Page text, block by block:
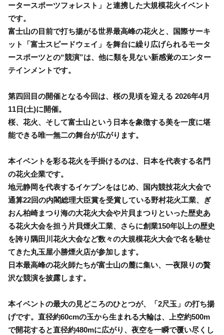
ータースポーツフォレスト」と連携した大規模花火イベント
です。
富士山の目前で打ち揚がる世界最高峰の花火と、国際サーキ
ット「富士スピードウェイ」を舞台に繰り広げられるモータ
ースポーツとの“競演”は、他に類を見ない新感覚のエンター
テインメントです。
第四回目の開催となる今回は、桜の見頃を迎える 2026年4月
11日(土)に開催。
桜、花火、そして富士山という日本を象徴する美を一度に堪
能できる唯一無二の舞台が広がります。
本イベントを彩る花火を手掛けるのは、日本を代表する名門
の花火企業です。
地元静岡を代表するイケブンをはじめ、国内競技花火大会で
通算22回の内閣総理大臣賞を受賞している野村花火工業、ぎ
おん柏崎まつり海の大花火大会や片貝まつりといった歴史あ
る花火大会を担う片貝煙火工業、さらに創業150年以上の歴史
を誇り隅田川花火大会など数々の大規模花火大会で名を馳せ
てきた丸玉屋小勝煙火店が参加します。
日本最高峰の花火師たちが富士山の麓に集い、一夜限りの贅
沢な競演を披露します。
本イベントの最大の見どころのひとつが、「2尺玉」の打ち揚
げです。直径約60cmの玉から生まれる大輪は、上空約500m
で開花すると直径約480mに広がり、夜空を一瞬で覆い尽くし